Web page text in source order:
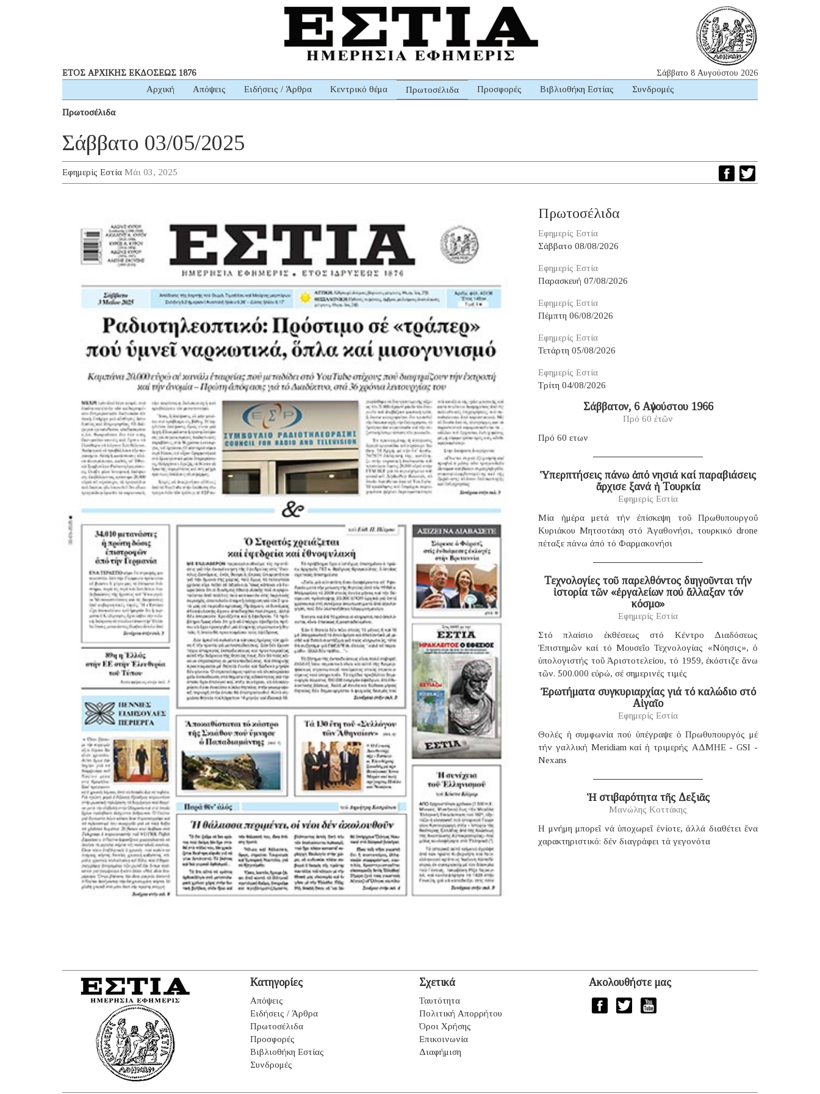
ΕΤΟΣ ΑΡΧΙΚΗΣ ΕΚΔΟΣΕΩΣ 1876 Σάββατο 8 Αυγούστου 2026
Αρχική Απόψεις Ειδήσεις / Άρθρα Κεντρικό θέμα Πρωτοσέλιδα Προσφορές Βιβλιοθήκη Εστίας Συνδρομές
Πρωτοσέλιδα
Σάββατο 03/05/2025
Εφημερίς Εστία Μάι 03, 2025
Πρωτοσέλιδα
Εφημερίς Εστία
Σάββατο 08/08/2026
Εφημερίς Εστία
Παρασκευή 07/08/2026
Εφημερίς Εστία
Πέμπτη 06/08/2026
Εφημερίς Εστία
Τετάρτη 05/08/2026
Εφημερίς Εστία
Τρίτη 04/08/2026
Σάββατον, 6 Αὐγούστου 1966
Πρό 60 ἐτῶν
Πρό 60 ετων
Ὑπερπτήσεις πάνω ἀπό νησιά καί παραβιάσεις
ἄρχισε ξανά ἡ Τουρκία
Εφημερίς Εστία
Μία ἡμέρα μετά τήν ἐπίσκεψη τοῦ Πρωθυπουργοῦ
Κυριάκου Μητσοτάκη στό Ἀγαθονήσι, τουρκικό drone
πέταξε πάνω ἀπό τό Φαρμακονήσι
Τεχνολογίες τοῦ παρελθόντος διηγοῦνται τήν
ἱστορία τῶν «ἐργαλείων πού ἄλλαξαν τόν
κόσμο»
Εφημερίς Εστία
Στό πλαίσιο ἐκθέσεως στό Κέντρο Διαδόσεως
Ἐπιστημῶν καί τό Μουσεῖο Τεχνολογίας «Νόησις», ὁ
ὑπολογιστής τοῦ Ἀριστοτελείου, τό 1959, ἐκόστιζε ἄνω
τῶν. 500.000 εὐρώ, σέ σημερινές τιμές
Ἐρωτήματα συγκυριαρχίας γιά τό καλώδιο στό
Αἰγαῖο
Εφημερίς Εστία
Θολές ἡ συμφωνία πού ὑπέγραψε ὁ Πρωθυπουργός μέ
τήν γαλλική Μeridiam καί ἡ τριμερής ΑΔΜΗΕ - GSI -
Nexans
Ἡ στιβαρότητα τῆς Δεξιᾶς
Μανώλης Κοττάκης
H μνήμη μπορεῖ νά ὑποχωρεῖ ἐνίοτε, ἀλλά διαθέτει ἕνα
χαρακτηριστικό: δέν διαγράφει τά γεγονότα
Κατηγορίες
Απόψεις
Ειδήσεις / Άρθρα
Πρωτοσέλιδα
Προσφορές
Βιβλιοθήκη Εστίας
Συνδρομές
Σχετικά
Ταυτότητα
Πολιτική Απορρήτου
Όροι Χρήσης
Επικοινωνία
Διαφήμιση
Ακολουθήστε μας